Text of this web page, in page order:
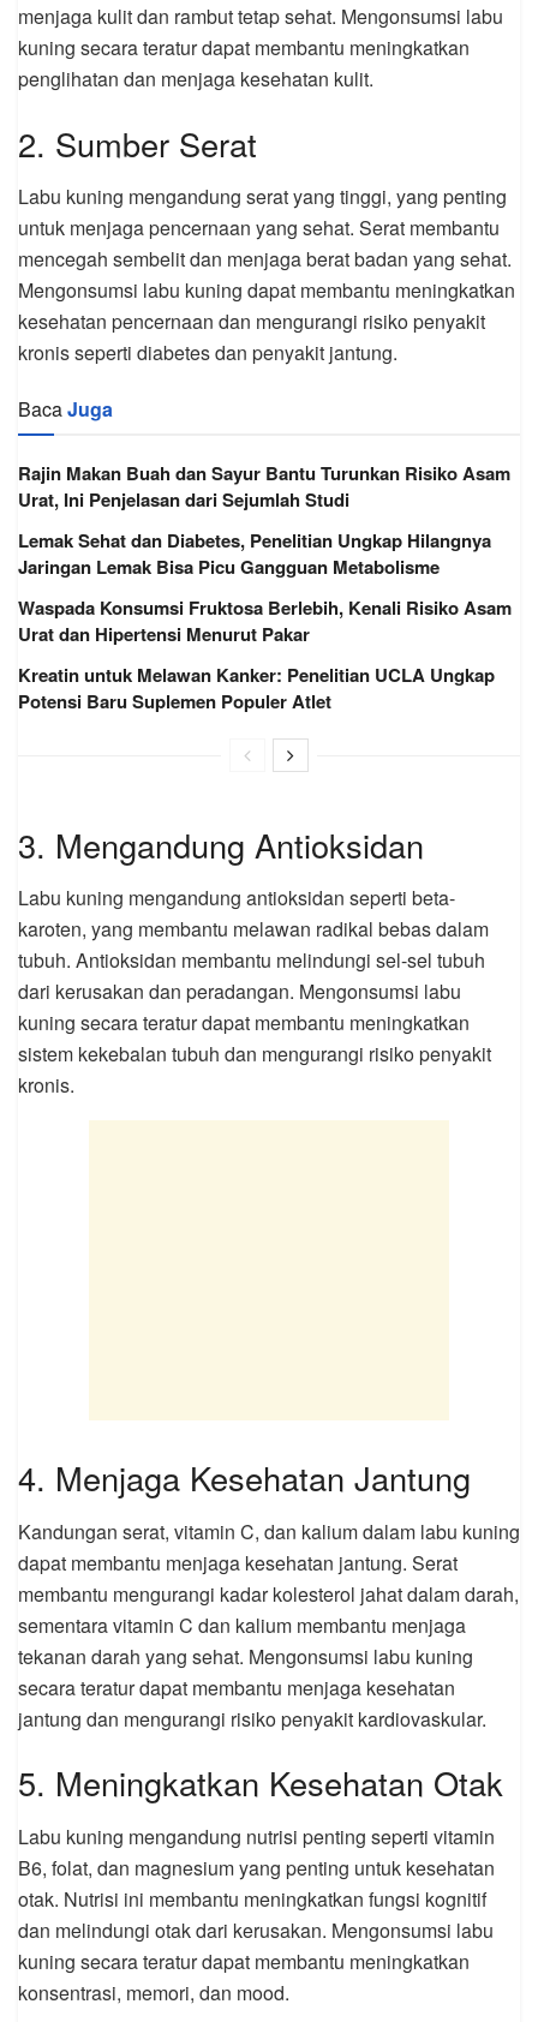
menjaga kulit dan rambut tetap sehat. Mengonsumsi labu
kuning secara teratur dapat membantu meningkatkan
penglihatan dan menjaga kesehatan kulit.
2. Sumber Serat
Labu kuning mengandung serat yang tinggi, yang penting
untuk menjaga pencernaan yang sehat. Serat membantu
mencegah sembelit dan menjaga berat badan yang sehat.
Mengonsumsi labu kuning dapat membantu meningkatkan
kesehatan pencernaan dan mengurangi risiko penyakit
kronis seperti diabetes dan penyakit jantung.
BacaJuga
Rajin Makan Buah dan Sayur Bantu Turunkan Risiko Asam
Urat, Ini Penjelasan dari Sejumlah Studi
Lemak Sehat dan Diabetes, Penelitian Ungkap Hilangnya
Jaringan Lemak Bisa Picu Gangguan Metabolisme
Waspada Konsumsi Fruktosa Berlebih, Kenali Risiko Asam
Urat dan Hipertensi Menurut Pakar
Kreatin untuk Melawan Kanker: Penelitian UCLA Ungkap
Potensi Baru Suplemen Populer Atlet
3. Mengandung Antioksidan
Labu kuning mengandung antioksidan seperti beta-
karoten, yang membantu melawan radikal bebas dalam
tubuh. Antioksidan membantu melindungi sel-sel tubuh
dari kerusakan dan peradangan. Mengonsumsi labu
kuning secara teratur dapat membantu meningkatkan
sistem kekebalan tubuh dan mengurangi risiko penyakit
kronis.
4. Menjaga Kesehatan Jantung
Kandungan serat, vitamin C, dan kalium dalam labu kuning
dapat membantu menjaga kesehatan jantung. Serat
membantu mengurangi kadar kolesterol jahat dalam darah,
sementara vitamin C dan kalium membantu menjaga
tekanan darah yang sehat. Mengonsumsi labu kuning
secara teratur dapat membantu menjaga kesehatan
jantung dan mengurangi risiko penyakit kardiovaskular.
5. Meningkatkan Kesehatan Otak
Labu kuning mengandung nutrisi penting seperti vitamin
B6, folat, dan magnesium yang penting untuk kesehatan
otak. Nutrisi ini membantu meningkatkan fungsi kognitif
dan melindungi otak dari kerusakan. Mengonsumsi labu
kuning secara teratur dapat membantu meningkatkan
konsentrasi, memori, dan mood.